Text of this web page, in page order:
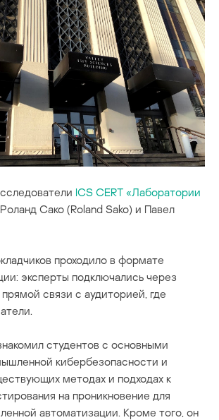
ICS CERT «Лаборатории
Сако (Roland Sako) и Павел
проходило в формате
эксперты подключались через
связи с аудиторией, где
студентов с основными
кибербезопасности и
методах и подходах к
на проникновение для
автоматизации. Кроме того, он